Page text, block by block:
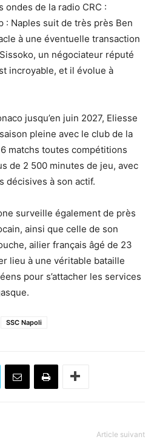
de la radio CRC :
: Naples suit de très près Ben
à une éventuelle transaction
un négociateur réputé
incroyable, et il évolue à
jusqu’en juin 2027, Eliesse
pleine avec le club de la
matchs toutes compétitions
de 2 500 minutes de jeu, avec
décisives à son actif.
surveille également de près
ainsi que celle de son
ailier français âgé de 23
lieu à une véritable bataille
pour s’attacher les services
SSC Napoli
Article suivant